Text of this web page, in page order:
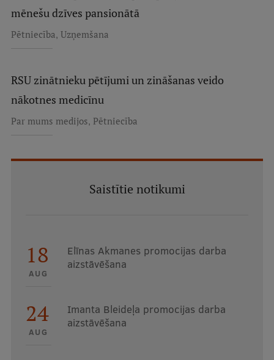
mēnešu dzīves pansionātā
Pētniecība, Uzņemšana
RSU zinātnieku pētījumi un zināšanas veido
nākotnes medicīnu
Par mums medijos, Pētniecība
Saistītie notikumi
18
AUG
Elīnas Akmanes promocijas darba
aizstāvēšana
24
AUG
Imanta Bleideļa promocijas darba
aizstāvēšana